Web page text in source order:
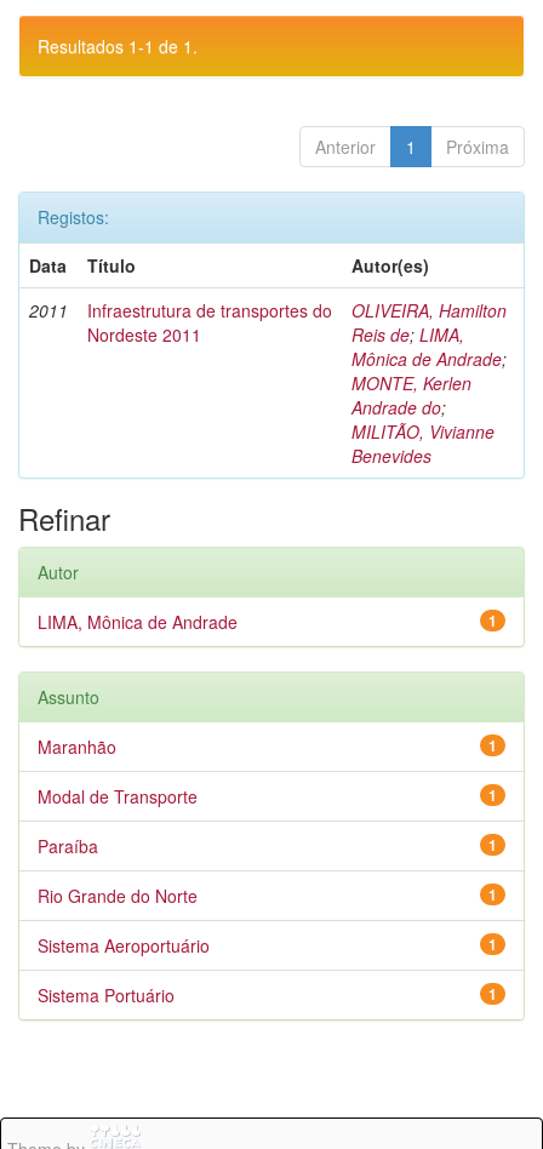
Resultados 1-1 de 1.
Anterior 1 Próxima
Registos:
Data
Título
Autor(es)
2011
Infraestrutura de transportes do
Nordeste 2011
OLIVEIRA, Hamilton
Reis de; LIMA,
Mônica de Andrade;
MONTE, Kerlen
Andrade do;
MILITÃO, Vivianne
Benevides
Refinar
Autor
1
LIMA, Mônica de Andrade
Assunto
1
Maranhão
1
Modal de Transporte
1
Paraíba
1
Rio Grande do Norte
1
Sistema Aeroportuário
1
Sistema Portuário